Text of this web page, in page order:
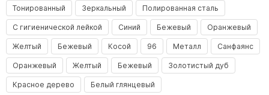
Тонированный Зеркальный Полированная сталь
С гигиенической лейкой Синий Бежевый Оранжевый
Желтый Бежевый Косой 96 Металл Санфаянс
Оранжевый Желтый Бежевый Золотистый дуб
Красное дерево Белый глянцевый